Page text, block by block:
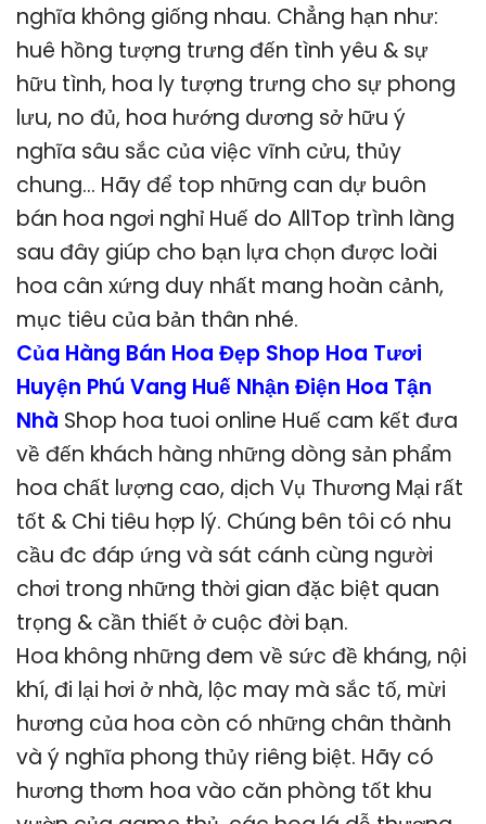
nghĩa không giống nhau. Chẳng hạn như:
huê hồng tượng trưng đến tình yêu & sự
hữu tình, hoa ly tượng trưng cho sự phong
lưu, no đủ, hoa hướng dương sở hữu ý
nghĩa sâu sắc của việc vĩnh cửu, thủy
chung… Hãy để top những can dự buôn
bán hoa ngơi nghỉ Huế do AllTop trình làng
sau đây giúp cho bạn lựa chọn được loài
hoa cân xứng duy nhất mang hoàn cảnh,
mục tiêu của bản thân nhé.
Của Hàng Bán Hoa Đẹp Shop Hoa Tươi
Huyện Phú Vang Huế Nhận Điện Hoa Tận
Nhà Shop hoa tuoi online Huế cam kết đưa
về đến khách hàng những dòng sản phẩm
hoa chất lượng cao, dịch Vụ Thương Mại rất
tốt & Chi tiêu hợp lý. Chúng bên tôi có nhu
cầu đc đáp ứng và sát cánh cùng người
chơi trong những thời gian đặc biệt quan
trọng & cần thiết ở cuộc đời bạn.
Hoa không những đem về sức đề kháng, nội
khí, đi lại hơi ở nhà, lộc may mà sắc tố, mừi
hương của hoa còn có những chân thành
và ý nghĩa phong thủy riêng biệt. Hãy có
hương thơm hoa vào căn phòng tốt khu